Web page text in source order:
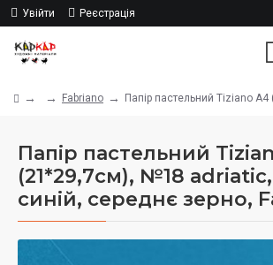
Увійти Реєстрація
Fabriano Папір пастельний Tiziano
Папір пастельний
(21*29,7см), №18
синій, середнє зерно,